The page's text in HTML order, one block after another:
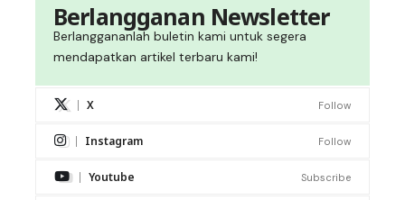
Berlangganan Newsletter
Berlanggananlah buletin kami untuk segera
mendapatkan artikel terbaru kami!
X Follow
Instagram Follow
Youtube Subscribe